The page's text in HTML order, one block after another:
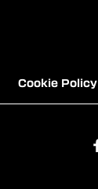
Cookie Policy